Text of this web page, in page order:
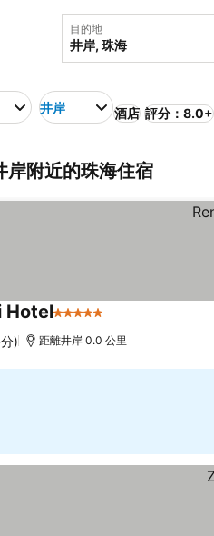
目的地
井岸 酒店 評分：8.0+
岸附近的珠海住宿
Hotel5 星級
) 距離井岸 0.0 公里